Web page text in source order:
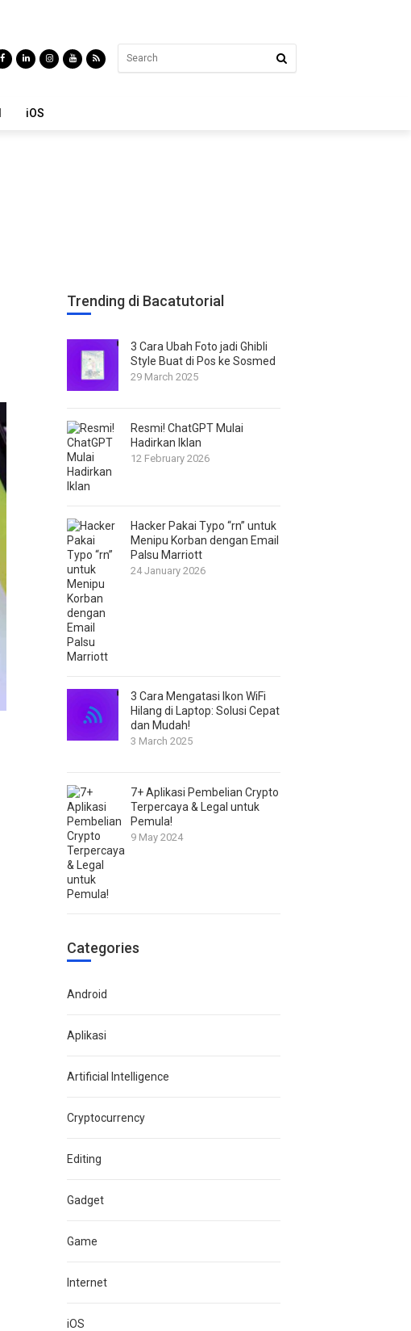
iOS
Trending di Bacatutorial
3 Cara Ubah Foto jadi Ghibli
Style Buat di Pos ke Sosmed
29 March 2025
Resmi! ChatGPT Mulai
Hadirkan Iklan
12 February 2026
Hacker Pakai Typo “rn” untuk
Menipu Korban dengan Email
Palsu Marriott
24 January 2026
3 Cara Mengatasi Ikon WiFi
Hilang di Laptop: Solusi Cepat
dan Mudah!
3 March 2025
7+ Aplikasi Pembelian Crypto
Terpercaya & Legal untuk
Pemula!
9 May 2024
Categories
Android
Aplikasi
Artificial Intelligence
Cryptocurrency
Editing
Gadget
Game
Internet
iOS